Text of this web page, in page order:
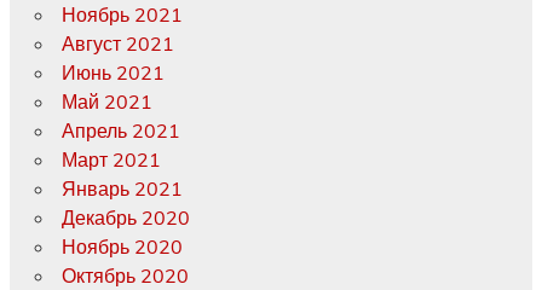
Ноябрь 2021
Август 2021
Июнь 2021
Май 2021
Апрель 2021
Март 2021
Январь 2021
Декабрь 2020
Ноябрь 2020
Октябрь 2020